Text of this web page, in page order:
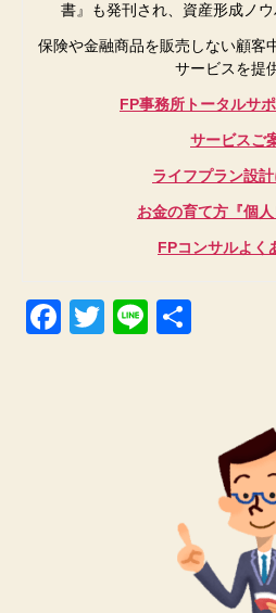
書』も発刊され、資産形成ノウ
保険や金融商品を販売しない顧客
サービスを提
FP事務所トータルサ
サービスご
ライフプラン設
お金の育て方『個人
FPコンサルよく
F
T
Li